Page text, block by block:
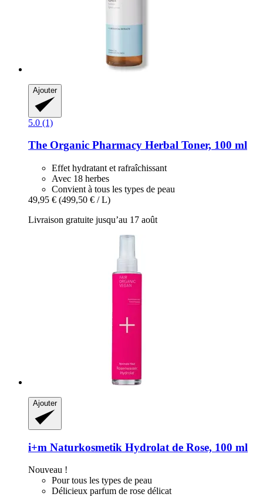
Ajouter
5.0 (1)
The Organic Pharmacy Herbal Toner, 100 ml
Effet hydratant et rafraîchissant
Avec 18 herbes
Convient à tous les types de peau
49,95 € (499,50 € / L)
Livraison gratuite jusqu’au 17 août
Ajouter
i+m Naturkosmetik Hydrolat de Rose, 100 ml
Nouveau !
Pour tous les types de peau
Délicieux parfum de rose délicat